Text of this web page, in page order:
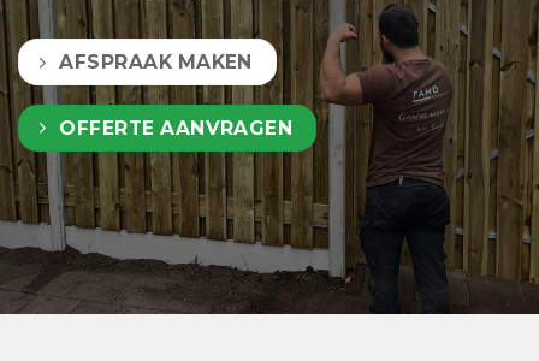
AFSPRAAK MAKEN
OFFERTE AANVRAGEN